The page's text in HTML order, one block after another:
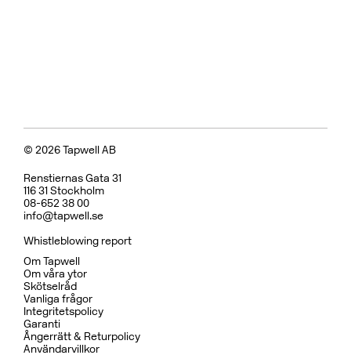
Badkarsblandare
BOX026 Mattsvart
CR MB LU
Pris 15995 kr